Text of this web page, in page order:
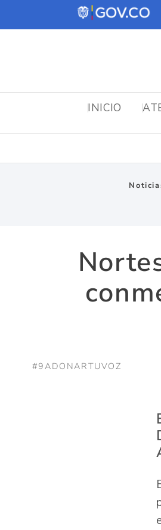
INICIO
#9ADONARTUVOZ